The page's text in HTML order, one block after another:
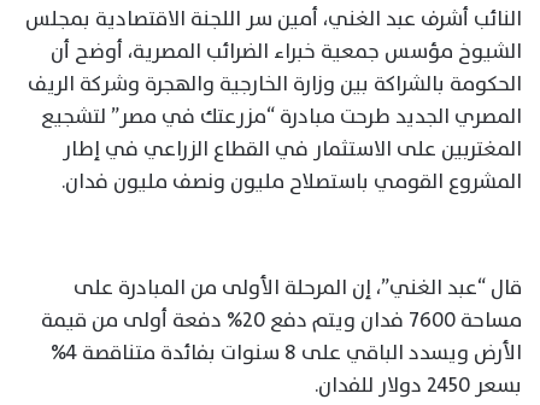
النائب أشرف عبد الغني، أمين سر اللجنة الاقتصادية بمجلس
الشيوخ مؤسس جمعية خبراء الضرائب المصرية، أوضح أن
الحكومة بالشراكة بين وزارة الخارجية والهجرة وشركة الريف
المصري الجديد طرحت مبادرة “مزرعتك في مصر” لتشجيع
المغتربين على الاستثمار في القطاع الزراعي في إطار
المشروع القومي باستصلاح مليون ونصف مليون فدان.
قال “عبد الغني”، إن المرحلة الأولى من المبادرة على
مساحة 7600 فدان ويتم دفع 20% دفعة أولى من قيمة
الأرض ويسدد الباقي على 8 سنوات بفائدة متناقصة 4%
بسعر 2450 دولار للفدان.